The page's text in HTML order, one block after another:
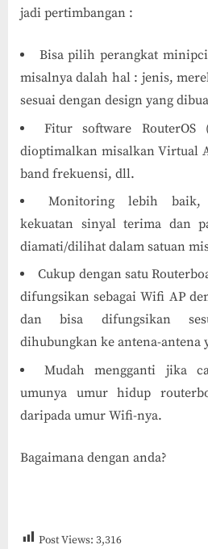
jadi pertimbangan :
Bisa pilih perangkat
misalnya dalah hal : jenis,
sesuai dengan design yang
Fitur software
dioptimalkan misalkan Virtual
band frekuensi, dll.
Monitoring lebih baik,
kekuatan sinyal terima dan
diamati/dilihat dalam satuan
Cukup dengan satu
difungsikan sebagai Wifi AP
dan bisa difungsikan
dihubungkan ke antena-antena
Mudah mengganti jika
umunya umur hidup
daripada umur Wifi-nya.
Bagaimana dengan anda?
Post Views: 3,316